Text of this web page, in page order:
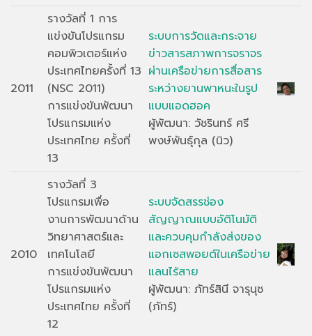
2011
รางวัลที่ 1 การ
แข่งขันโปรแกรม
คอมพิวเตอร์แห่ง
ประเทศไทยครั้งที่ 13
(NSC 2011)
การแข่งขันพัฒนา
โปรแกรมแห่ง
ประเทศไทย ครั้งที่
13
ระบบการวัดและกระจาย
ข่าวสารสภาพการจราจร
ผ่านเครือข่ายการสื่อสาร
ระหว่างยานพาหนะในรูป
แบบแอดฮอค
ผู้พัฒนา: วัชรินทร์ ศรี
พงษ์พันธุ์กุล (นิว)
2010
รางวัลที่ 3
โปรแกรมเพื่อ
งานการพัฒนาด้าน
วิทยาศาสตร์และ
เทคโนโลยี
การแข่งขันพัฒนา
โปรแกรมแห่ง
ประเทศไทย ครั้งที่
12
ระบบจัดสรรช่อง
สัญญาณแบบอัติโนมัติ
และควบคุมกำลังส่งของ
แอกเซสพอยต์ในเครือข่าย
แลนไร้สาย
ผู้พัฒนา: ภัทร์สินี จารุนุช
(ภัทร์)